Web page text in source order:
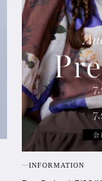
INFORMATION